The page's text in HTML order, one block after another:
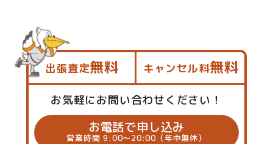
出張査定無料 キャンセル料無料
お気軽にお問い合わせください！
お電話で申し込み
営業時間 9:00～20:00（年中無休）